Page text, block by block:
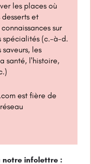
les places où
desserts et
sur
spécialités (c.-à-d.
les
santé, l'histoire,
est fière de
notre infolettre :